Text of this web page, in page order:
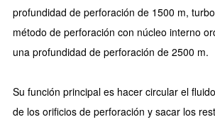
profundidad de perforación de 1500 m,
método de perforación con núcleo interno
una profundidad de perforación de 2500 m.
Su función principal es hacer circular el
de los orificios de perforación y sacar los